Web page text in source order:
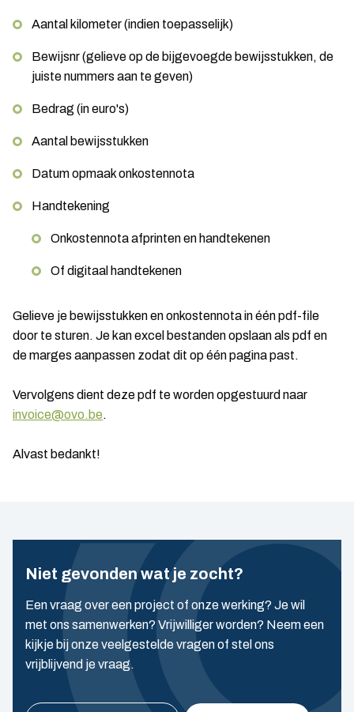
Aantal kilometer (indien toepasselijk)
Bewijsnr (gelieve op de bijgevoegde bewijsstukken, de
juiste nummers aan te geven)
Bedrag (in euro's)
Aantal bewijsstukken
Datum opmaak onkostennota
Handtekening
Onkostennota afprinten en handtekenen
Of digitaal handtekenen
Gelieve je bewijsstukken en onkostennota in één pdf-file
door te sturen. Je kan excel bestanden opslaan als pdf en
de marges aanpassen zodat dit op één pagina past.
Vervolgens dient deze pdf te worden opgestuurd naar
invoice@ovo.be.
Alvast bedankt!
Niet gevonden wat je zocht?
Een vraag over een project of onze werking? Je wil
met ons samenwerken? Vrijwilliger worden? Neem een
kijkje bij onze veelgestelde vragen of stel ons
vrijblijvend je vraag.